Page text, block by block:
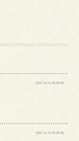
[2017-11-11 05:59:06]
[2017-11-12 04:30:06]